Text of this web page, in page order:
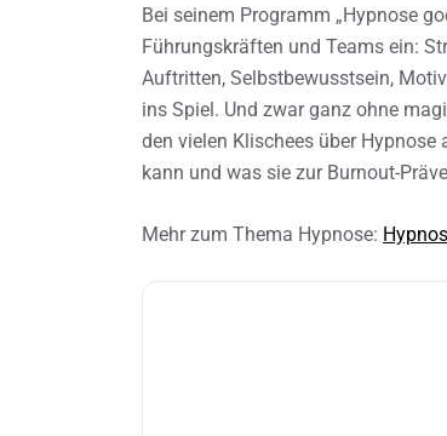
Bei seinem Programm „Hypnose
Führungskräften und Teams ein:
Auftritten, Selbstbewusstsein,
ins Spiel. Und zwar ganz ohne
den vielen Klischees über
kann und was sie zur Burnout-
Mehr zum Thema Hypnose: